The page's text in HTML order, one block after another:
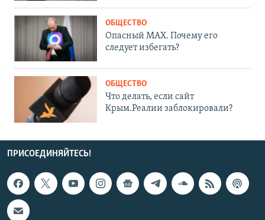
ОБЩЕСТВО
Опасный MAX. Почему его
следует избегать?
ОБЩЕСТВО
Что делать, если сайт
Крым.Реалии заблокировали?
ПРИСОЕДИНЯЙТЕСЬ!